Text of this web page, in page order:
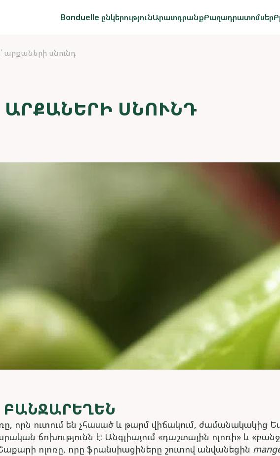
Bonduelle ընկերությունԱրատդրանքԲաղադրատոմսեր
արքաների սնունդ
ԱՐՔԱՆԵՐԻ ՍՆՈՒՆԴ
որն ուտում են չհասած և թարմ վիճակում, ժամանակակից
ճոխությունն է: Անգլիայում «դաշտային ոլոռի» և
Շաքարի ոլոռը, որը ֆրանսիացիները շուտով անվանեցին